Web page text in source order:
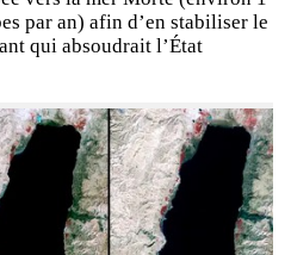
par an) afin d’en stabiliser le
qui absoudrait l’État